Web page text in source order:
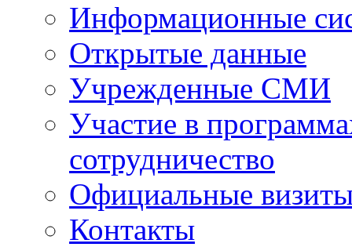
Информационные
Открытые данные
Учрежденные СМИ
Участие в
сотрудничество
Официальные
Контакты